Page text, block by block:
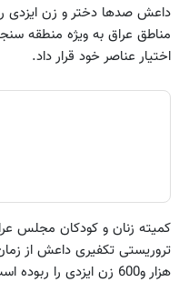
داعش صدها دختر و زن ایزدی
مناطق عراق به ویژه منطقه
اختیار عناصر خود قرار داد.
کمیته زنان و کودکان مجلس
تروریستی تکفیری داعش از
هزار و600 زن ایزدی را ربوده است.